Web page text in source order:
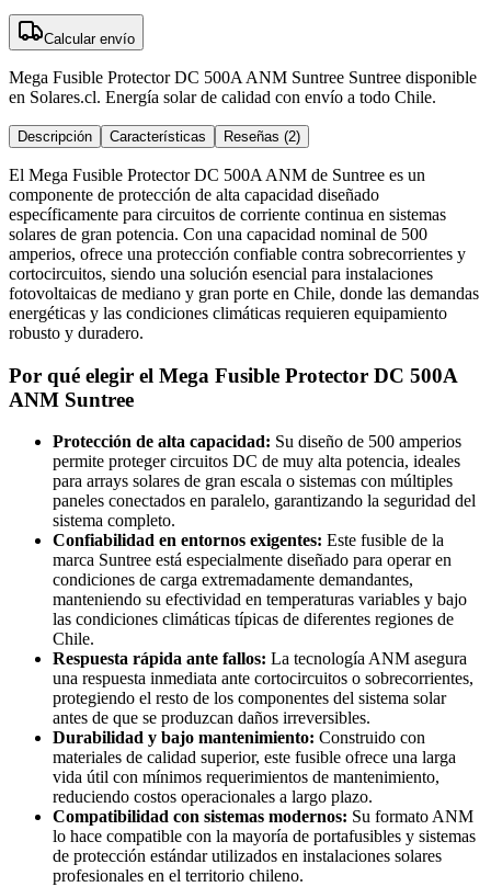
Calcular envío
Mega Fusible Protector DC 500A ANM Suntree Suntree disponible
en Solares.cl. Energía solar de calidad con envío a todo Chile.
Descripción Características Reseñas (2)
El Mega Fusible Protector DC 500A ANM de Suntree es un
componente de protección de alta capacidad diseñado
específicamente para circuitos de corriente continua en sistemas
solares de gran potencia. Con una capacidad nominal de 500
amperios, ofrece una protección confiable contra sobrecorrientes y
cortocircuitos, siendo una solución esencial para instalaciones
fotovoltaicas de mediano y gran porte en Chile, donde las demandas
energéticas y las condiciones climáticas requieren equipamiento
robusto y duradero.
Por qué elegir el Mega Fusible Protector DC 500A
ANM Suntree
Protección de alta capacidad: Su diseño de 500 amperios
permite proteger circuitos DC de muy alta potencia, ideales
para arrays solares de gran escala o sistemas con múltiples
paneles conectados en paralelo, garantizando la seguridad del
sistema completo.
Confiabilidad en entornos exigentes: Este fusible de la
marca Suntree está especialmente diseñado para operar en
condiciones de carga extremadamente demandantes,
manteniendo su efectividad en temperaturas variables y bajo
las condiciones climáticas típicas de diferentes regiones de
Chile.
Respuesta rápida ante fallos: La tecnología ANM asegura
una respuesta inmediata ante cortocircuitos o sobrecorrientes,
protegiendo el resto de los componentes del sistema solar
antes de que se produzcan daños irreversibles.
Durabilidad y bajo mantenimiento: Construido con
materiales de calidad superior, este fusible ofrece una larga
vida útil con mínimos requerimientos de mantenimiento,
reduciendo costos operacionales a largo plazo.
Compatibilidad con sistemas modernos: Su formato ANM
lo hace compatible con la mayoría de portafusibles y sistemas
de protección estándar utilizados en instalaciones solares
profesionales en el territorio chileno.